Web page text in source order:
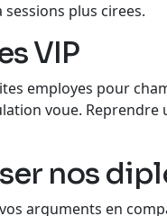
plus cirees.
VIP
employes pour
voue.
nos
arguments en